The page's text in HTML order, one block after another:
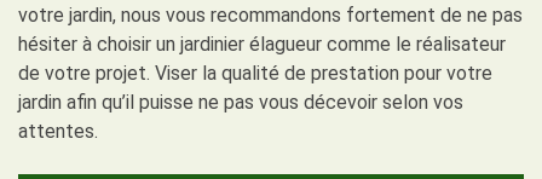
votre jardin, nous vous recommandons fortement de ne pas
hésiter à choisir un jardinier élagueur comme le réalisateur
de votre projet. Viser la qualité de prestation pour votre
jardin afin qu’il puisse ne pas vous décevoir selon vos
attentes.